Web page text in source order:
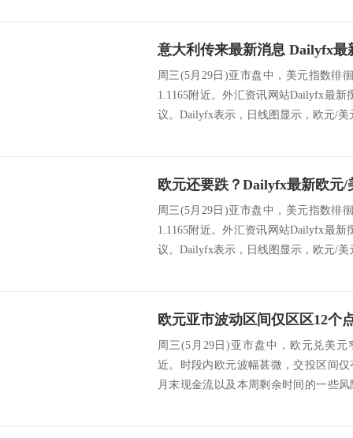
周三(5月29日)亚市盘中，美元指数徘
1.1165附近。外汇资讯网站Dailyfx最
议。Dailyfx表示，日线图显示，欧元/美
周三(5月29日)亚市盘中，美元指数徘
1.1165附近。外汇资讯网站Dailyfx最
议。Dailyfx表示，日线图显示，欧元/美
周三(5月29日)亚市盘中，欧元兑美元
近。时段内欧元波幅甚微，交投区间
月末现金流以及本周剩余时间的一些